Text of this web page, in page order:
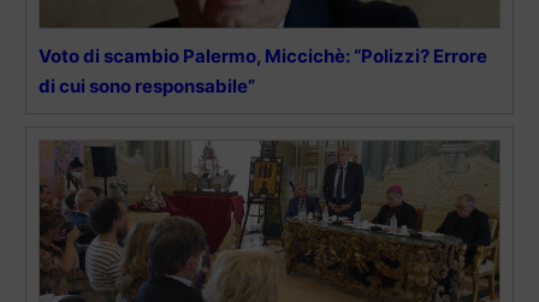
Voto di scambio Palermo, Miccichè: “Polizzi? Errore
di cui sono responsabile”